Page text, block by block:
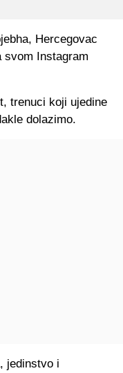
Hercegovac
svom Instagram
trenuci koji ujedine
dolazimo.
jedinstvo i